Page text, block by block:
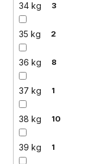
34 kg 3
35 kg 2
36 kg 8
37 kg 1
38 kg 10
39 kg 1